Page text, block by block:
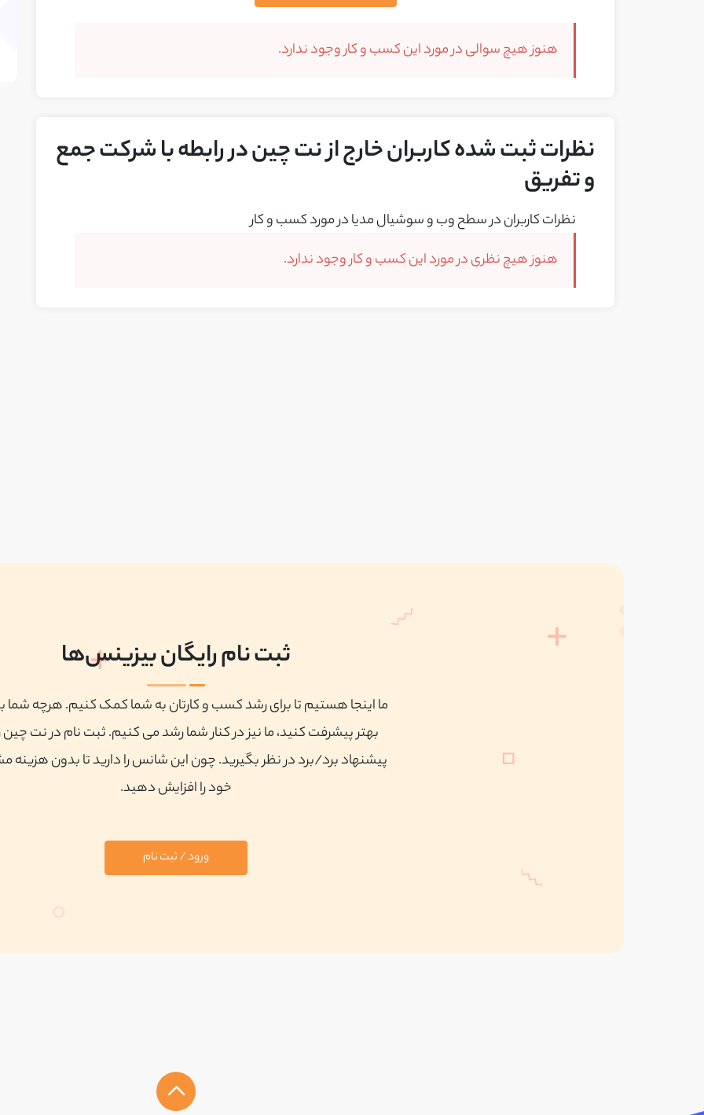
هنوز هیچ سوالی در مورد این کسب و کار وجود ندارد.
نظرات ثبت شده کاربران خارج از نت چین در رابطه با شرکت جمع
و تفریق
نظرات کاربران در سطح وب و سوشیال مدیا در مورد کسب و کار
هنوز هیچ نظری در مورد این کسب و کار وجود ندارد.
ثبت نام رایگان بیزینس‌ها
ما اینجا هستیم تا برای رشد کسب و کارتان به شما کمک کنیم. هرچه شما
بهتر پیشرفت کنید، ما نیز در کنار شما رشد می کنیم. ثبت نام در نت چین
پیشنهاد برد/برد در نظر بگیرید. چون این شانس را دارید تا بدون هزینه
خود را افزایش دهید.
ورود / ثبت نام